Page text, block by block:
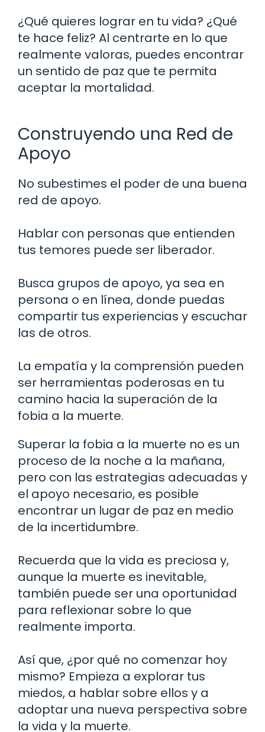
¿Qué quieres lograr en tu vida? ¿Qué
te hace feliz? Al centrarte en lo que
realmente valoras, puedes encontrar
un sentido de paz que te permita
aceptar la mortalidad.
Construyendo una Red de
Apoyo
No subestimes el poder de una buena
red de apoyo.
Hablar con personas que entienden
tus temores puede ser liberador.
Busca grupos de apoyo, ya sea en
persona o en línea, donde puedas
compartir tus experiencias y escuchar
las de otros.
La empatía y la comprensión pueden
ser herramientas poderosas en tu
camino hacia la superación de la
fobia a la muerte.
Superar la fobia a la muerte no es un
proceso de la noche a la mañana,
pero con las estrategias adecuadas y
el apoyo necesario, es posible
encontrar un lugar de paz en medio
de la incertidumbre.
Recuerda que la vida es preciosa y,
aunque la muerte es inevitable,
también puede ser una oportunidad
para reflexionar sobre lo que
realmente importa.
Así que, ¿por qué no comenzar hoy
mismo? Empieza a explorar tus
miedos, a hablar sobre ellos y a
adoptar una nueva perspectiva sobre
la vida y la muerte.